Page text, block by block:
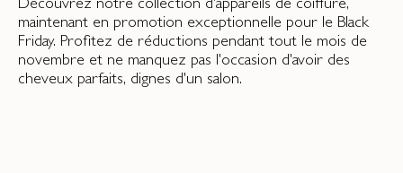
maintenant en promotion exceptionnelle pour le Black
Friday. Profitez de réductions pendant tout le mois de
novembre et ne manquez pas l'occasion d'avoir des
cheveux parfaits, dignes d'un salon.